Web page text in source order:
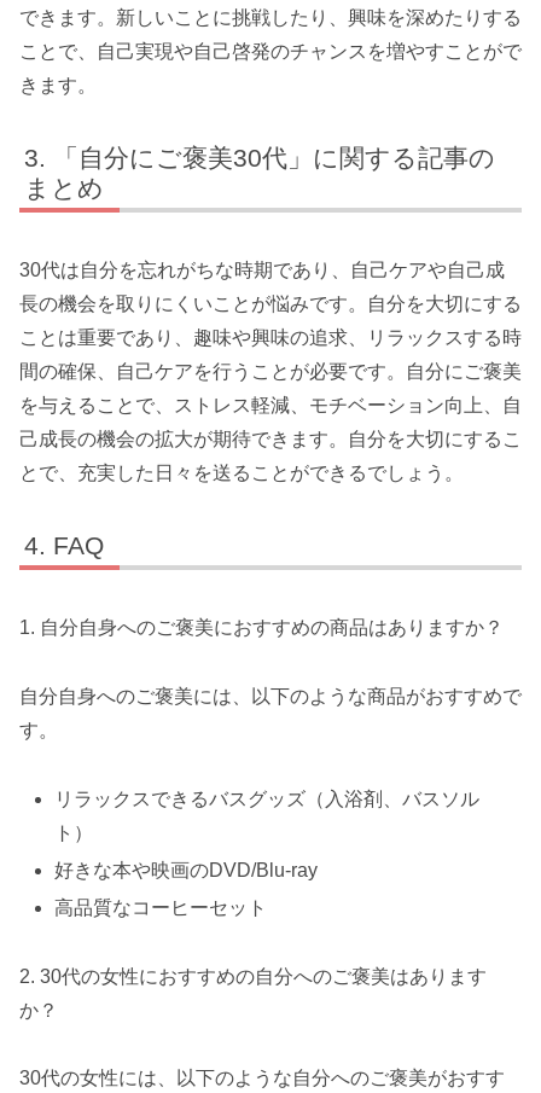
できます。新しいことに挑戦したり、興味を深めたりする
ことで、自己実現や自己啓発のチャンスを増やすことがで
きます。
「自分にご褒美30代」に関する記事の
まとめ
30代は自分を忘れがちな時期であり、自己ケアや自己成
長の機会を取りにくいことが悩みです。自分を大切にする
ことは重要であり、趣味や興味の追求、リラックスする時
間の確保、自己ケアを行うことが必要です。自分にご褒美
を与えることで、ストレス軽減、モチベーション向上、自
己成長の機会の拡大が期待できます。自分を大切にするこ
とで、充実した日々を送ることができるでしょう。
FAQ
1. 自分自身へのご褒美におすすめの商品はありますか？
自分自身へのご褒美には、以下のような商品がおすすめで
す。
リラックスできるバスグッズ（入浴剤、バスソル
ト）
好きな本や映画のDVD/Blu-ray
高品質なコーヒーセット
2. 30代の女性におすすめの自分へのご褒美はあります
か？
30代の女性には、以下のような自分へのご褒美がおすす